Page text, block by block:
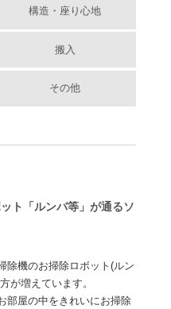
構造・座り心地
搬入
その他
ト「ルンバ等」が通るソ
除機のお掃除ロボット(ルン
が増えています。
部屋の中をきれいにお掃除